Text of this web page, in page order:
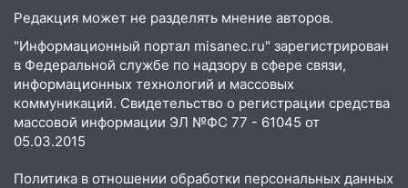
12:20
В Чердаклинском районе
пострадал 14-летний подросток
12:00 Где есть бензин в Ульяновске 7
августа: список АЗС
11:50 Заснул рядом с ребёнком и
приговор
Редакция может не разделять мнение авторов.
"Информационный портал misanec.ru" зарегистрирован
в Федеральной службе по надзору в сфере связи,
информационных технологий и массовых
коммуникаций. Свидетельство о регистрации средства
массовой информации ЭЛ №ФС 77 - 61045 от
05.03.2015
Политика в отношении обработки персональных данных